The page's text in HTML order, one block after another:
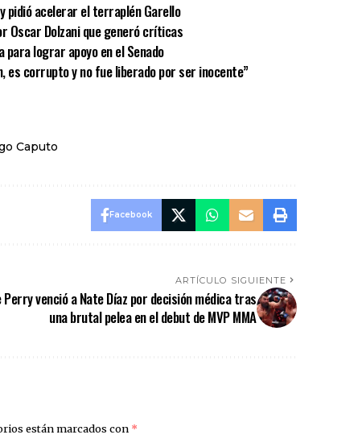
pidió acelerar el terraplén Garello
Oscar Dolzani que generó críticas
lograr apoyo en el Senado
es corrupto y no fue liberado por ser inocente”
Caputo
Facebook
ARTÍCULO SIGUIENTE
Perry venció a Nate Díaz por decisión médica tras
una brutal pelea en el debut de MVP MMA
están marcados con *